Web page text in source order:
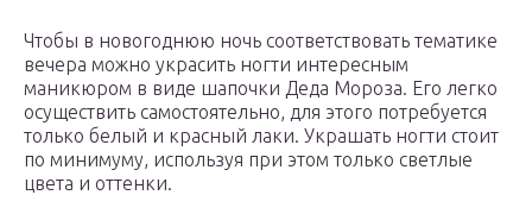
Чтобы в новогоднюю ночь соответствовать тематике
вечера можно украсить ногти интересным
маникюром в виде шапочки Деда Мороза. Его легко
осуществить самостоятельно, для этого потребуется
только белый и красный лаки. Украшать ногти стоит
по минимуму, используя при этом только светлые
цвета и оттенки.